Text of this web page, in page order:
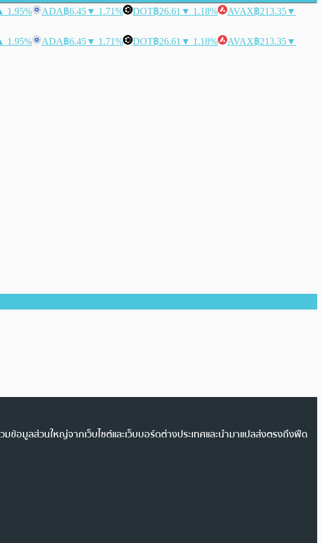
1.95% ADA฿6.45▼ 1.71% DOT฿26.61 ▼ 1.18% AVAX฿213.35▼
1.95% ADA฿6.45▼ 1.71% DOT฿26.61 ▼ 1.18% AVAX฿213.35▼
ข้อมูลส่วนใหญ่จากเว็บไซต์และเว็บบอร์ดต่างประเทศและนำมาแปลส่งตรงถึงฟีด